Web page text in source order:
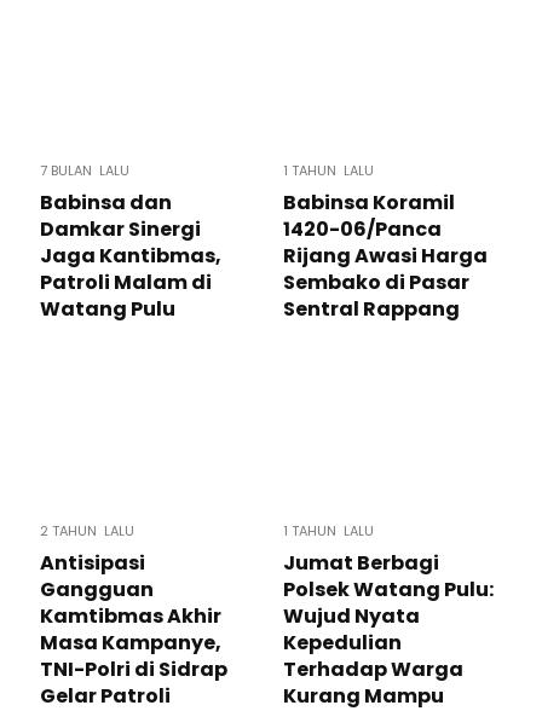
7 BULAN LALU
Babinsa dan
Damkar Sinergi
Jaga Kantibmas,
Patroli Malam di
Watang Pulu
1 TAHUN LALU
Babinsa Koramil
1420-06/Panca
Rijang Awasi Harga
Sembako di Pasar
Sentral Rappang
2 TAHUN LALU
Antisipasi
Gangguan
Kamtibmas Akhir
Masa Kampanye,
TNI-Polri di Sidrap
Gelar Patroli
1 TAHUN LALU
Jumat Berbagi
Polsek Watang Pulu:
Wujud Nyata
Kepedulian
Terhadap Warga
Kurang Mampu